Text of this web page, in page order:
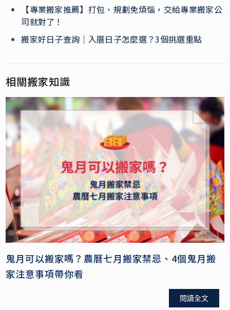
【專業搬家推薦】打包、規劃免煩惱，交給專業搬家公
司就對了！
搬家好日子查詢｜入厝日子怎麼選？3個挑選重點
相關搬家知識
鬼月可以搬家嗎？農曆七月搬家禁忌、4個鬼月搬
家注意事項帶你看
閱讀全文